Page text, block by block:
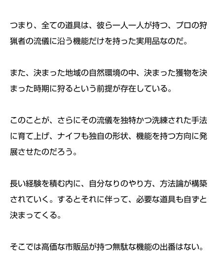
つまり、全ての道具は、彼ら一人一人が持つ、 プロの狩
猟者の流儀に沿う機能だけを持った実用品なのだ。
また、決まった地域の自然環境の中、 決まった獲物を決
まった時期に狩るという前提が存在している。
このことが、 さらにその流儀を独特かつ洗練された手法
に育て上げ、 ナイフも独自の形状、機能を持つ方向に発
展させたのだろう。
長い経験を積む内に、自分なりのやり方、 方法論が構築
されていく。するとそれに伴って、 必要な道具も自ずと
決まってくる。
そこでは高価な市販品が持つ無駄な機能の出番はない。